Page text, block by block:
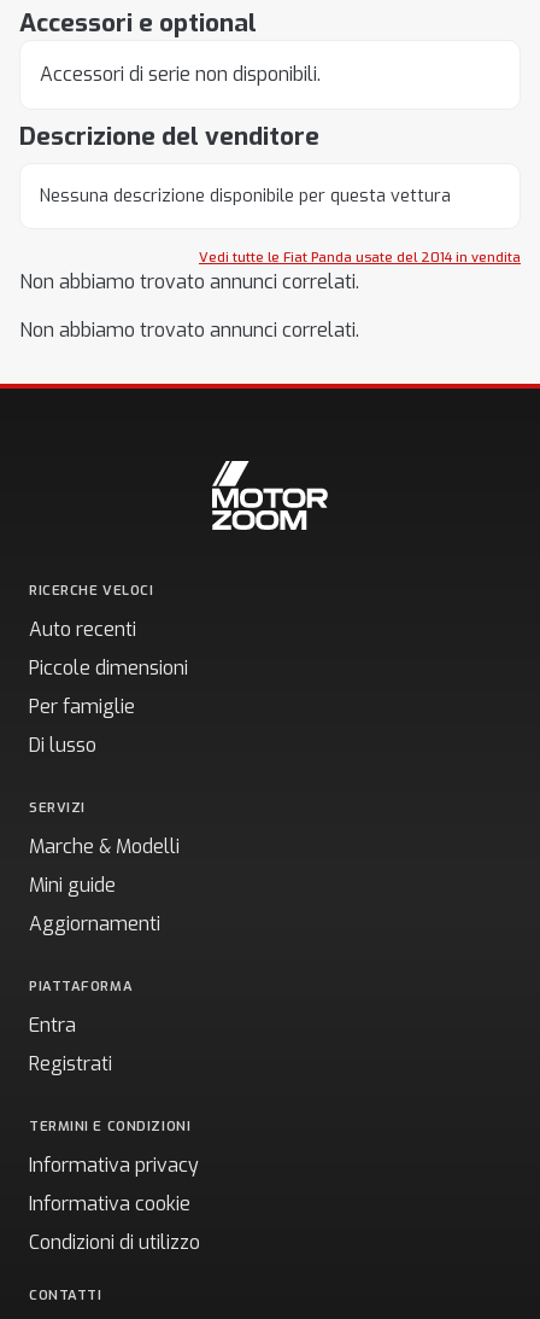
Descrizione del venditore
Nessuna descrizione disponibile per questa vettura
Accessori e optional
Accessori di serie non disponibili.
Vedi tutte le Fiat Panda usate del 2014 in vendita
Non abbiamo trovato annunci correlati.
Non abbiamo trovato annunci correlati.
RICERCHE VELOCI
Auto recenti
Piccole dimensioni
Per famiglie
Di lusso
SERVIZI
Marche & Modelli
Mini guide
Aggiornamenti
PIATTAFORMA
Entra
Registrati
TERMINI E CONDIZIONI
Informativa privacy
Informativa cookie
Condizioni di utilizzo
CONTATTI